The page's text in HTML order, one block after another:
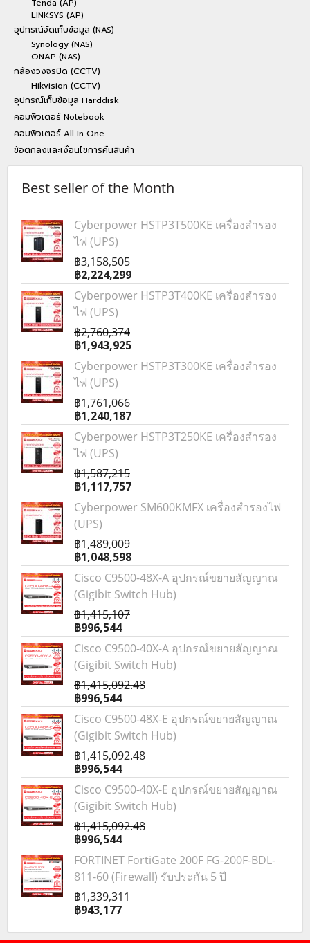
Tenda (AP)
LINKSYS (AP)
อุปกรณ์จัดเก็บข้อมูล (NAS)
Synology (NAS)
QNAP (NAS)
กล้องวงจรปิด (CCTV)
Hikvision (CCTV)
อุปกรณ์เก็บข้อมูล Harddisk
คอมพิวเตอร์ Notebook
คอมพิวเตอร์ All In One
ข้อตกลงและเงื่อนไขการคืนสินค้า
Best seller of the Month
Cyberpower HSTP3T500KE เครื่องสำรอง
ไฟ (UPS)
฿3,158,505
฿2,224,299
Cyberpower HSTP3T400KE เครื่องสำรอง
ไฟ (UPS)
฿2,760,374
฿1,943,925
Cyberpower HSTP3T300KE เครื่องสำรอง
ไฟ (UPS)
฿1,761,066
฿1,240,187
Cyberpower HSTP3T250KE เครื่องสำรอง
ไฟ (UPS)
฿1,587,215
฿1,117,757
Cyberpower SM600KMFX เครื่องสำรองไฟ
(UPS)
฿1,489,009
฿1,048,598
Cisco C9500-48X-A อุปกรณ์ขยายสัญญาณ
(Gigibit Switch Hub)
฿1,415,107
฿996,544
Cisco C9500-40X-A อุปกรณ์ขยายสัญญาณ
(Gigibit Switch Hub)
฿1,415,092.48
฿996,544
Cisco C9500-48X-E อุปกรณ์ขยายสัญญาณ
(Gigibit Switch Hub)
฿1,415,092.48
฿996,544
Cisco C9500-40X-E อุปกรณ์ขยายสัญญาณ
(Gigibit Switch Hub)
฿1,415,092.48
฿996,544
FORTINET FortiGate 200F FG-200F-BDL-
811-60 (Firewall) รับประกัน 5 ปี
฿1,339,311
฿943,177